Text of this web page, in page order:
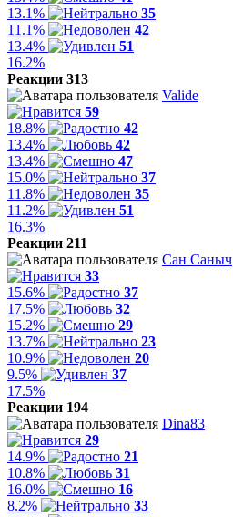
13.1%
35
11.1%
42
13.4%
51
16.2%
Реакции 313
Valide
59
18.8%
42
13.4%
42
13.4%
47
15.0%
37
11.8%
35
11.2%
51
16.3%
Реакции 211
Сан Саныч
33
15.6%
37
17.5%
32
15.2%
29
13.7%
23
10.9%
20
9.5%
37
17.5%
Реакции 194
Dina83
29
14.9%
21
10.8%
31
16.0%
16
8.2%
33